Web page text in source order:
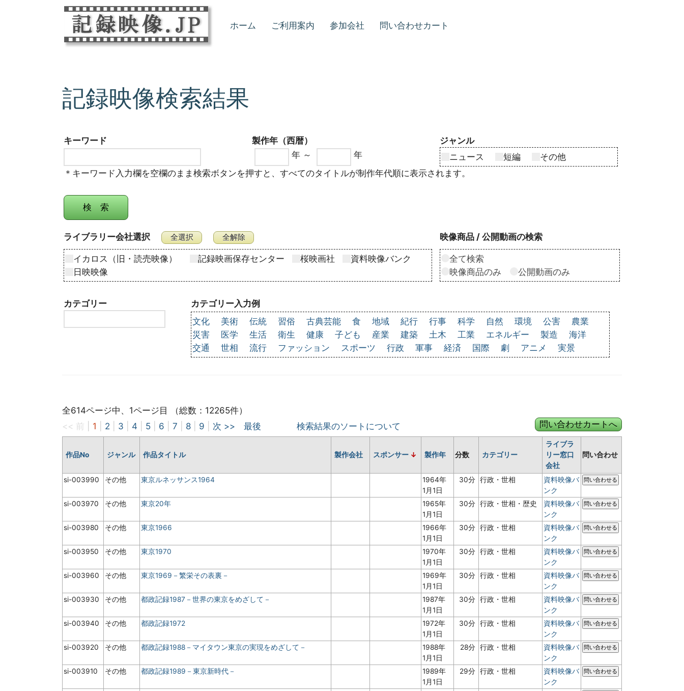
ホーム ご利用案内 参加会社 問い合わせカート
記録映像検索結果
キーワード
製作年（西暦）
年 ～
年
ジャンル
ニュース
短編
その他
＊キーワード入力欄を空欄のまま検索ボタンを押すと、すべてのタイトルが制作年代順に表示されます。
ライブラリー会社選択
イカロス（旧・読売映像） 記録映画保存センター 桜映画社
資料映像バンク
日映映像
映像商品 / 公開動画の検索
全て検索
映像商品のみ
公開動画のみ
カテゴリー
カテゴリー入力例
文化
美術 伝統 習俗 古典芸能 食 地域 紀行 行事 科学 自然 環境 公害
農業
災害
医学 生活 衛生 健康 子ども 産業 建築 土木 工業 エネルギー 製造
海洋
交通
世相 流行 ファッション スポーツ 行政 軍事 経済 国際 劇 アニメ 実景
全614ページ中、1ページ目 （総数：12265件）
<< 前
1 2 3 4 5 6 7 8 9 次 >> 最後 検索結果のソートについて
作品No ジャンル 作品タイトル 製作会社 スポンサー 製作年 分数 カテゴリー
ライブラ
リー窓口
会社
問い合わせ
si-003990 その他 東京ルネッサンス1964
1964年
1月1日
30分 行政・世相
資料映像バ
ンク
問い合わせる
si-003970 その他 東京20年
1965年
1月1日
30分 行政・世相・歴史
資料映像バ
ンク
問い合わせる
si-003980 その他 東京1966
1966年
1月1日
30分 行政・世相
資料映像バ
ンク
問い合わせる
si-003950 その他 東京1970
1970年
1月1日
30分 行政・世相
資料映像バ
ンク
問い合わせる
si-003960 その他 東京1969－繁栄その表裏－
1969年
1月1日
30分 行政・世相
資料映像バ
ンク
問い合わせる
si-003930 その他 都政記録1987－世界の東京をめざして－
1987年
1月1日
30分 行政・世相
資料映像バ
ンク
問い合わせる
si-003940 その他 都政記録1972
1972年
1月1日
30分 行政・世相
資料映像バ
ンク
問い合わせる
si-003920 その他 都政記録1988－マイタウン東京の実現をめざして－
1988年
1月1日
28分 行政・世相
資料映像バ
ンク
問い合わせる
si-003910 その他 都政記録1989－東京新時代－
1989年
1月1日
29分 行政・世相
資料映像バ
ンク
問い合わせる